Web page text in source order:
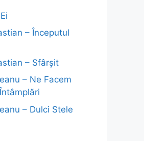
– Începutul
– Sfârșit
– Ne Facem
– Dulci Stele